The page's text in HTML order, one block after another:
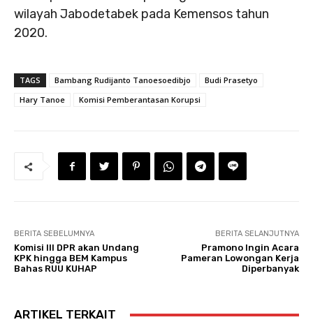
wilayah Jabodetabek pada Kemensos tahun
2020.
TAGS Bambang Rudijanto Tanoesoedibjo
Budi Prasetyo
Hary Tanoe
Komisi Pemberantasan Korupsi
BERITA SEBELUMNYA
Komisi III DPR akan Undang
KPK hingga BEM Kampus
Bahas RUU KUHAP
BERITA SELANJUTNYA
Pramono Ingin Acara
Pameran Lowongan Kerja
Diperbanyak
ARTIKEL TERKAIT